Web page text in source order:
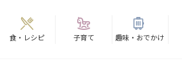
食・レシピ 子育て 趣味・おでかけ